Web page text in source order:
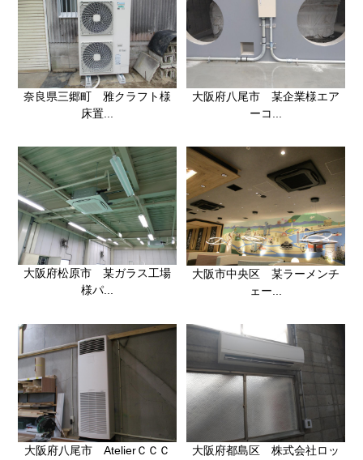
奈良県三郷町 雅クラフト様
床置...
大阪府八尾市 某企業様エア
ーコ...
大阪府松原市 某ガラス工場
様パ...
大阪市中央区 某ラーメンチ
ェー...
大阪府八尾市 AtelierＣＣＣ
大阪府都島区 株式会社ロッ